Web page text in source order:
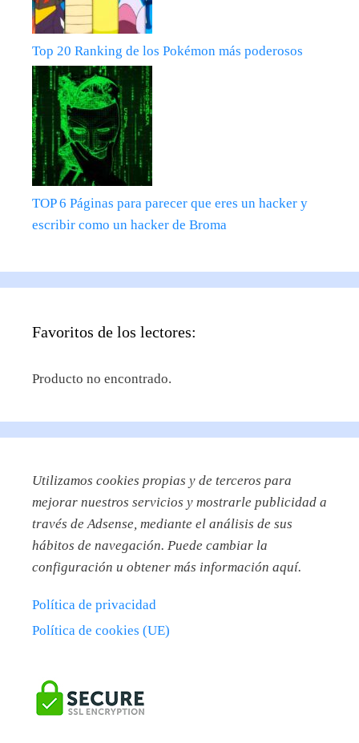
Top 20 Ranking de los Pokémon más poderosos
TOP 6 Páginas para parecer que eres un hacker y
escribir como un hacker de Broma
Favoritos de los lectores:
Producto no encontrado.
Utilizamos cookies propias y de terceros para
mejorar nuestros servicios y mostrarle publicidad a
través de Adsense, mediante el análisis de sus
hábitos de navegación. Puede cambiar la
configuración u obtener más información aquí.
Política de privacidad
Política de cookies (UE)